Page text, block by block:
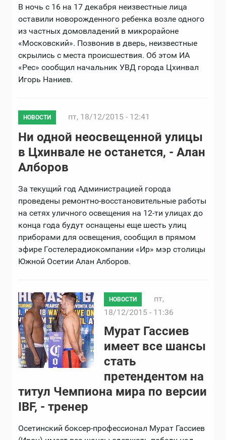
В ночь с 16 на 17 декабря неизвестные лица
оставили новорожденного ребенка возле одного
из частных домовладений в микрорайоне
«Московский». Позвонив в дверь, неизвестные
скрылись с места происшествия. Об этом ИА
«Рес» сообщил начальник УВД города Цхинвал
Игорь Наниев.
НОВОСТИ пт, 18/12/2015 - 12:41
Ни одной неосвещенной улицы
в Цхинвале не останется, - Алан
Алборов
За текущий год Администрацией города
проведены ремонтно-восстановительные работы
на сетях уличного освещения на 12-ти улицах до
конца года будут оснащены еще шесть улиц
приборами для освещения, сообщил в прямом
эфире Гостелерадиокомпании «Ир» мэр столицы
Южной Осетии Алан Алборов.
НОВОСТИ
пт,
18/12/2015 - 11:36
Мурат Гассиев
имеет все шансы
стать
претендентом на
титул Чемпиона мира по версии
IBF, - тренер
Осетинский боксер-профессионал Мурат Гассиев